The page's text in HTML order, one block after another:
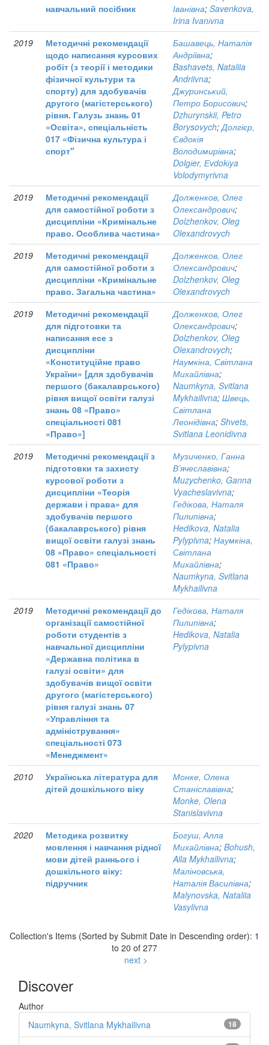
навчальний посібник
Іванівна; Savenkova,
Irina Ivanіvna
2019
Методичні рекомендації
щодо написання курсових
робіт (з теорії і методики
фізичної культури та
спорту) для здобувачів
другого (магістерського)
рівня. Галузь знань 01
«Освіта», спеціальність
017 «Фізична культура і
спорт"
Башавець, Наталія
Андріївна;
Bashavets, Nataliia
Andriivna;
Джуринський,
Петро Борисович;
Dzhurynskii, Petro
Borysovych;Долгієр,
Євдокія
Володимирівна;
Dolgіer, Еvdokіya
Volodymyrivna
2019
Методичні рекомендації
для самостійної роботи з
дисципліни «Кримінальне
право. Особлива частина»
Долженков, Олег
Олександрович;
Dolzhenkov, Oleg
Olexandrovych
2019
Методичні рекомендації
для самостійної роботи з
дисципліни «Кримінальне
право. Загальна частина»
Долженков, Олег
Олександрович;
Dolzhenkov, Oleg
Olexandrovych
2019
Методичні рекомендації
для підготовки та
написання есе з
дисципліни
«Конституційне право
України» [для здобувачів
першого (бакалаврського)
рівня вищої освіти галузі
знань 08 «Право»
спеціальності 081
«Право»]
Долженков, Олег
Олександрович;
Dolzhenkov, Oleg
Olexandrovych;
Наумкіна, Світлана
Михайлівна;
Naumkyna, Svitlana
Mykhailivna; Швець,
Світлана
Леонідівна; Shvets,
Svitlana Leonidivna
2019
Методичні рекомендації з
підготовки та захисту
курсової роботи з
дисципліни «Теорія
держави і права» для
здобувачів першого
(бакалаврського) рівня
вищої освіти галузі знань
08 «Право» спеціальності
081 «Право»
Музиченко, Ганна
В’ячеславівна;
Muzychenko, Ganna
Vyacheslavivna;
Гедікова, Наталя
Пилипівна;
Hedikova, Natalia
Pylypivna; Наумкіна,
Світлана
Михайлівна;
Naumkyna, Svitlana
Mykhailivna
2019
Методичні рекомендації до
організації самостійної
роботи студентів з
навчальної дисципліни
«Державна політика в
галузі освіти» для
здобувачів вищої освіти
другого (магістерського)
рівня галузі знань 07
«Управління та
адміністрування»
спеціальності 073
«Менеджмент»
Гедікова, Наталя
Пилипівна;
Hedikova, Natalia
Pylypivna
2010
Українська література для
дітей дошкільного віку
Монке, Олена
Станіславівна;
Monke, Olena
Stanislavivna
2020
Методика розвитку
мовлення і навчання рідної
мови дітей раннього і
дошкільного віку:
підручник
Богуш, Алла
Михайлівна; Bohush,
Alla Mykhailivna;
Маліновська,
Наталія Василівна;
Malynovska, Nataliia
Vasylivna
Collection's Items (Sorted by Submit Date in Descending order): 1
to 20 of 277
next >
Discover
Author
18
Naumkyna, Svitlana Mykhailivna